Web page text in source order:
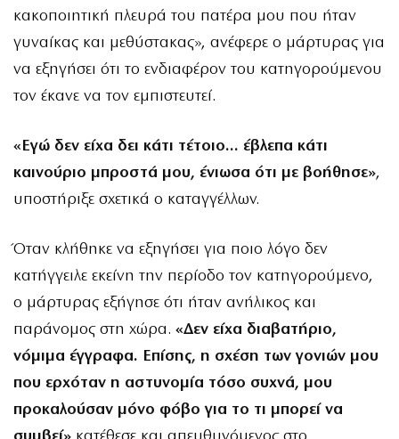
κακοποιητική πλευρά του πατέρα μου που ήταν
γυναίκας και μεθύστακας», ανέφερε ο μάρτυρας για
να εξηγήσει ότι το ενδιαφέρον του κατηγορούμενου
τον έκανε να τον εμπιστευτεί.
«Εγώ δεν είχα δει κάτι τέτοιο… έβλεπα κάτι
καινούριο μπροστά μου, ένιωσα ότι με βοήθησε»,
υποστήριξε σχετικά ο καταγγέλλων.
Όταν κλήθηκε να εξηγήσει για ποιο λόγο δεν
κατήγγειλε εκείνη την περίοδο τον κατηγορούμενο,
ο μάρτυρας εξήγησε ότι ήταν ανήλικος και
παράνομος στη χώρα. «Δεν είχα διαβατήριο,
νόμιμα έγγραφα. Επίσης, η σχέση των γονιών μου
που ερχόταν η αστυνομία τόσο συχνά, μου
προκαλούσαν μόνο φόβο για το τι μπορεί να